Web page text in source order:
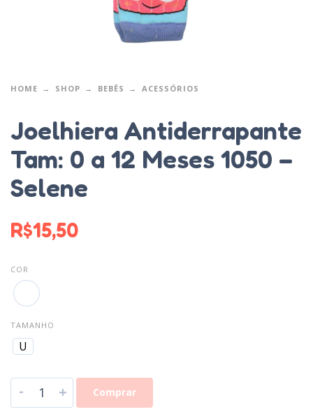
HOME SHOP BEBÊS ACESSÓRIOS
Joelhiera Antiderrapante
Tam: 0 a 12 Meses 1050 –
Selene
R$15,50
COR
TAMANHO
U
- + Comprar